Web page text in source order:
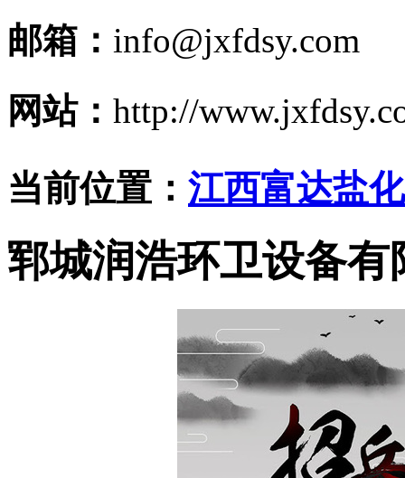
邮箱： info@jxfdsy.com
网站： http://
当前位置： 江西富达盐
郓城润浩环卫设备